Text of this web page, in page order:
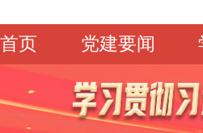
首页 党建要闻
学习语
机关党建
校园党建